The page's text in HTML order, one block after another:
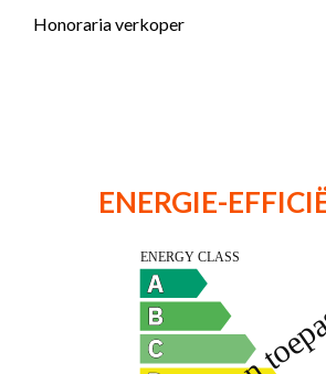
Honoraria verkoper
ENERGIE-